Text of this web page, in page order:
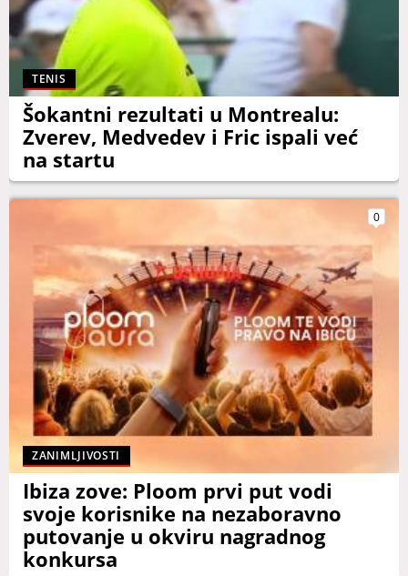
TENIS
Šokantni rezultati u Montrealu:
Zverev, Medvedev i Fric ispali već
na startu
ZANIMLJIVOSTI
Ibiza zove: Ploom prvi put vodi
svoje korisnike na nezaboravno
putovanje u okviru nagradnog
konkursa
0